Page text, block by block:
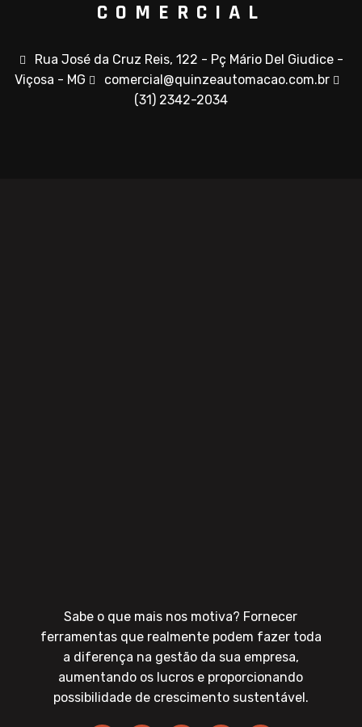
COMERCIAL
Rua José da Cruz Reis, 122 - Pç Mário Del Giudice -
Viçosa - MG
comercial@quinzeautomacao.com.br
(31) 2342-2034
Sabe o que mais nos motiva? Fornecer
ferramentas que realmente podem fazer toda
a diferença na gestão da sua empresa,
aumentando os lucros e proporcionando
possibilidade de crescimento sustentável.